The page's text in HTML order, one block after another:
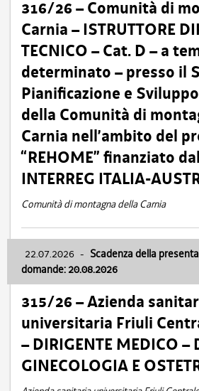
316/26 – Comunità di
Carnia – ISTRUTTORE
TECNICO – Cat. D – a
determinato – presso il
Pianificazione e
della Comunità di
Carnia nell’ambito del
“REHOME” finanziato
INTERREG ITALIA-
Comunità di montagna della Carnia
22.07.2026 - Scadenza della
domande: 20.08.2026
315/26 – Azienda
universitaria Friuli
– DIRIGENTE MEDICO
GINECOLOGIA E